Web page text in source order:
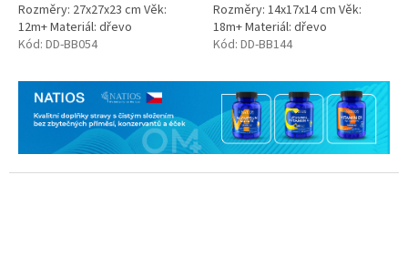
Rozměry: 27x27x23 cm Věk:
12m+ Materiál: dřevo
Kód: DD-BB054
Rozměry: 14x17x14 cm Věk:
18m+ Materiál: dřevo
Kód: DD-BB144